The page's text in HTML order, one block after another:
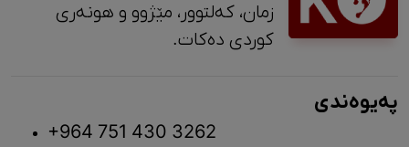
زمان، کەلتوور، مێژوو و ‎هونەری
کوردی دەکات.
پەیوەندی
+964 751 430 3262